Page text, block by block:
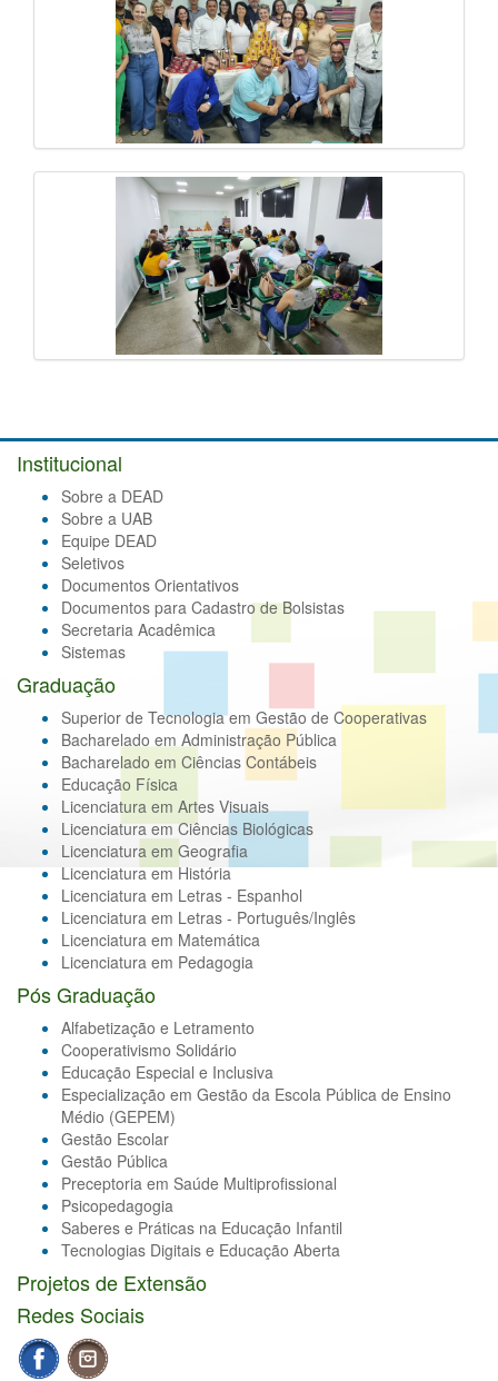
Institucional
Sobre a DEAD
Sobre a UAB
Equipe DEAD
Seletivos
Documentos Orientativos
Documentos para Cadastro de Bolsistas
Secretaria Acadêmica
Sistemas
Graduação
Superior de Tecnologia em Gestão de Cooperativas
Bacharelado em Administração Pública
Bacharelado em Ciências Contábeis
Educação Física
Licenciatura em Artes Visuais
Licenciatura em Ciências Biológicas
Licenciatura em Geografia
Licenciatura em História
Licenciatura em Letras - Espanhol
Licenciatura em Letras - Português/Inglês
Licenciatura em Matemática
Licenciatura em Pedagogia
Pós Graduação
Alfabetização e Letramento
Cooperativismo Solidário
Educação Especial e Inclusiva
Especialização em Gestão da Escola Pública de Ensino
Médio (GEPEM)
Gestão Escolar
Gestão Pública
Preceptoria em Saúde Multiprofissional
Psicopedagogia
Saberes e Práticas na Educação Infantil
Tecnologias Digitais e Educação Aberta
Projetos de Extensão
Redes Sociais